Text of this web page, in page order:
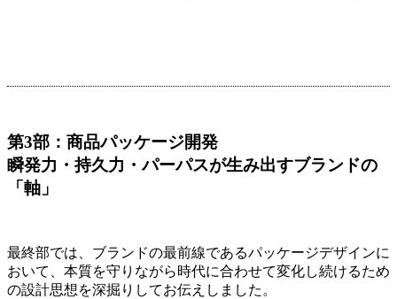
第3部：商品パッケージ開発
瞬発力・持久力・パーパスが生み出すブランドの
「軸」
最終部では、ブランドの最前線であるパッケージデザインに
おいて、本質を守りながら時代に合わせて変化し続けるため
の設計思想を深掘りしてお伝えしました。